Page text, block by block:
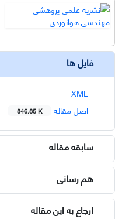
فایل ها
XML
اصل مقاله
846.85 K
سابقه مقاله
هم رسانی
ارجاع به این مقاله